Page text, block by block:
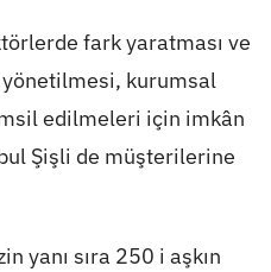
fark yaratması ve
kurumsal
edilmeleri için imkân
Şişli de müşterilerine
yanı sıra 250 i aşkın